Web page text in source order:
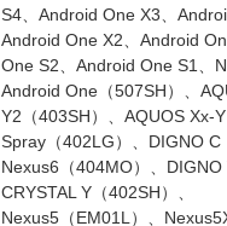
S4、Android One X3、
Android One X2、Android
One S2、Android One S1、
Android One（507SH）、
Y2（403SH）、AQUOS Xx-Y
Spray（402LG）、DIGNO C
Nexus6（404MO）、DIGNO
CRYSTAL Y（402SH）、
Nexus5（EM01L）、